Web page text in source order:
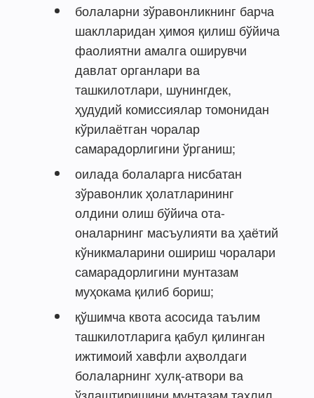
болаларни зўравонликнинг барча
шаклларидан ҳимоя қилиш бўйича
фаолиятни амалга оширувчи
давлат органлари ва
ташкилотлари, шунингдек,
ҳудудий комиссиялар томонидан
кўрилаётган чоралар
самарадорлигини ўрганиш;
оилада болаларга нисбатан
зўравонлик ҳолатларининг
олдини олиш бўйича ота-
оналарнинг масъулияти ва ҳаётий
кўникмаларини ошириш чоралари
самарадорлигини мунтазам
муҳокама қилиб бориш;
қўшимча квота асосида таълим
ташкилотларига қабул қилинган
ижтимоий хавфли аҳволдаги
болаларнинг хулқ-атвори ва
ўзлаштиришини мунтазам таҳлил